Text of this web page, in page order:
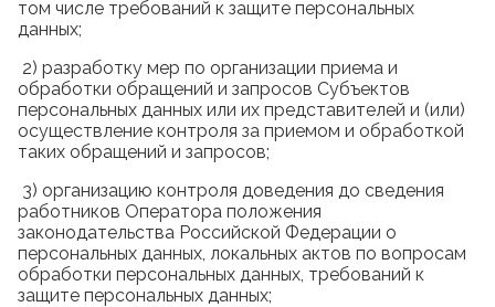
том числе требований к защите персональных
данных;
2) разработку мер по организации приема и
обработки обращений и запросов Субъектов
персональных данных или их представителей и (или)
осуществление контроля за приемом и обработкой
таких обращений и запросов;
3) организацию контроля доведения до сведения
работников Оператора положения
законодательства Российской Федерации о
персональных данных, локальных актов по вопросам
обработки персональных данных, требований к
защите персональных данных;